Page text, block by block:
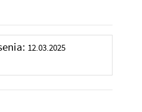
12.03.2025